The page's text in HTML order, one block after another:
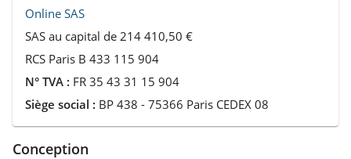
Online SAS
SAS au capital de 214 410,50 €
RCS Paris B 433 115 904
N° TVA : FR 35 43 31 15 904
Siège social : BP 438 - 75366 Paris CEDEX 08
Conception